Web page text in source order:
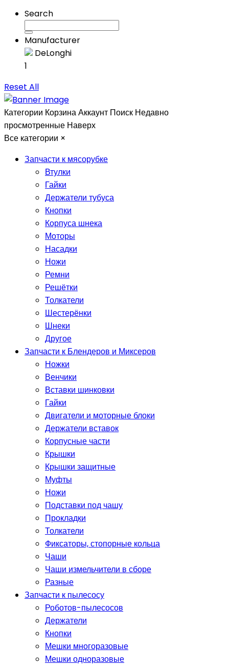
Search
Manufacturer
DeLonghi
1
Reset All
Категории КорзинаАккаунт Поиск Недавно
просмотренные Наверх
Все категории ×
Запчасти к мясорубке
Втулки
Гайки
Держатели тубуса
Кнопки
Корпуса шнека
Моторы
Насадки
Ножи
Ремни
Решётки
Толкатели
Шестерёнки
Шнеки
Другое
Запчасти к Блендеров и Миксеров
Ножки
Венчики
Вставки шинковки
Гайки
Двигатели и моторные блоки
Держатели вставок
Корпусные части
Крышки
Крышки защитные
Муфты
Ножи
Подставки под чашу
Прокладки
Толкатели
Фиксаторы, стопорные кольца
Чаши
Чаши измельчители в сборе
Разные
Запчасти к пылесосу
Роботов-пылесосов
Держатели
Кнопки
Мешки многоразовые
Мешки одноразовые